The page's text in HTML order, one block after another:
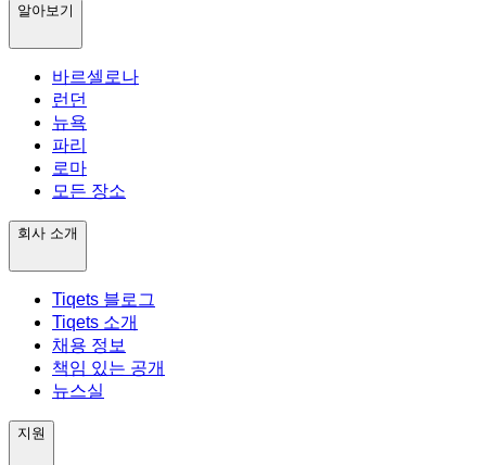
알아보기
바르셀로나
런던
뉴욕
파리
로마
모든 장소
회사 소개
Tiqets 블로그
Tiqets 소개
채용 정보
책임 있는 공개
뉴스실
지원